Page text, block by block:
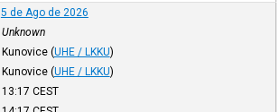
5 de Ago de 2026
Unknown
Kunovice (UHE / LKKU)
Kunovice (UHE / LKKU)
13:17 CEST